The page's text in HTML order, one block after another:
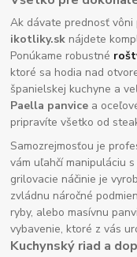
Ak dávate prednosť vôni
ikotliky.sk nájdete
Ponúkame robustné
ktoré sa hodia nad
španielskej kuchyne a
Paella panvice a
pripravíte všetko od
Samozrejmosťou je
vám uľahčí manipuláciu
grilovacie náčinie je
zvládnu náročné
ryby, alebo masívnu
vybavenie, ktoré z vás
Kuchynský riad a